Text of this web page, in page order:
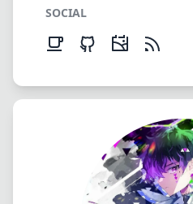
SOCIAL